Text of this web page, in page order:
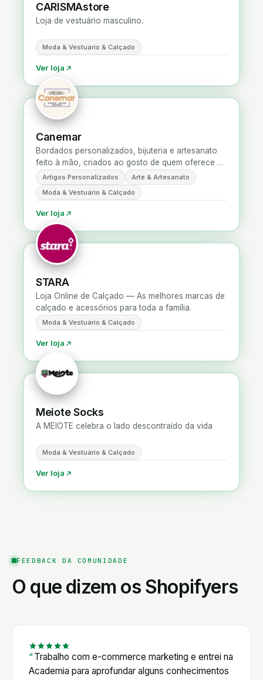
CARISMAstore
Loja de vestuário masculino.
Moda & Vestuário & Calçado
Ver loja
Canemar
Bordados personalizados, bijuteria e artesanato
feito à mão, criados ao gosto de quem oferece e
de quem usa.
Artigos Personalizados
Arte & Artesanato
Moda & Vestuário & Calçado
Ver loja
STARA
Loja Online de Calçado — As melhores marcas de
calçado e acessórios para toda a família.
Moda & Vestuário & Calçado
Ver loja
Meiote Socks
A MEIOTE celebra o lado descontraído da vida
Moda & Vestuário & Calçado
Ver loja
FEEDBACK DA COMUNIDADE
O que dizem os Shopifyers
Trabalho com e-commerce marketing e entrei na
Academia para aprofundar alguns conhecimentos